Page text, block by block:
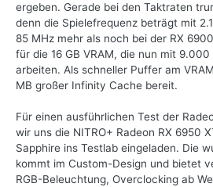
ergeben. Gerade bei den Taktraten
denn die Spielefrequenz beträgt mit
85 MHz mehr als noch bei der RX
für die 16 GB VRAM, die nun mit
arbeiten. Als schneller Puffer am
MB großer Infinity Cache bereit.
Für einen ausführlichen Test der
wir uns die NITRO+ Radeon RX 6950
Sapphire ins Testlab eingeladen. Die
kommt im Custom-Design und bietet
RGB-Beleuchtung, Overclocking ab